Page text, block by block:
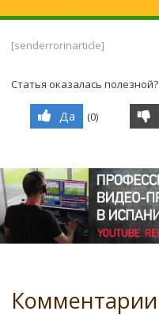
[senderrorinarticle]
Статья оказалась полезной?
Да (0)
Комментарии